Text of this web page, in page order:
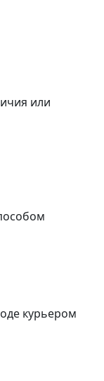
или
курьером